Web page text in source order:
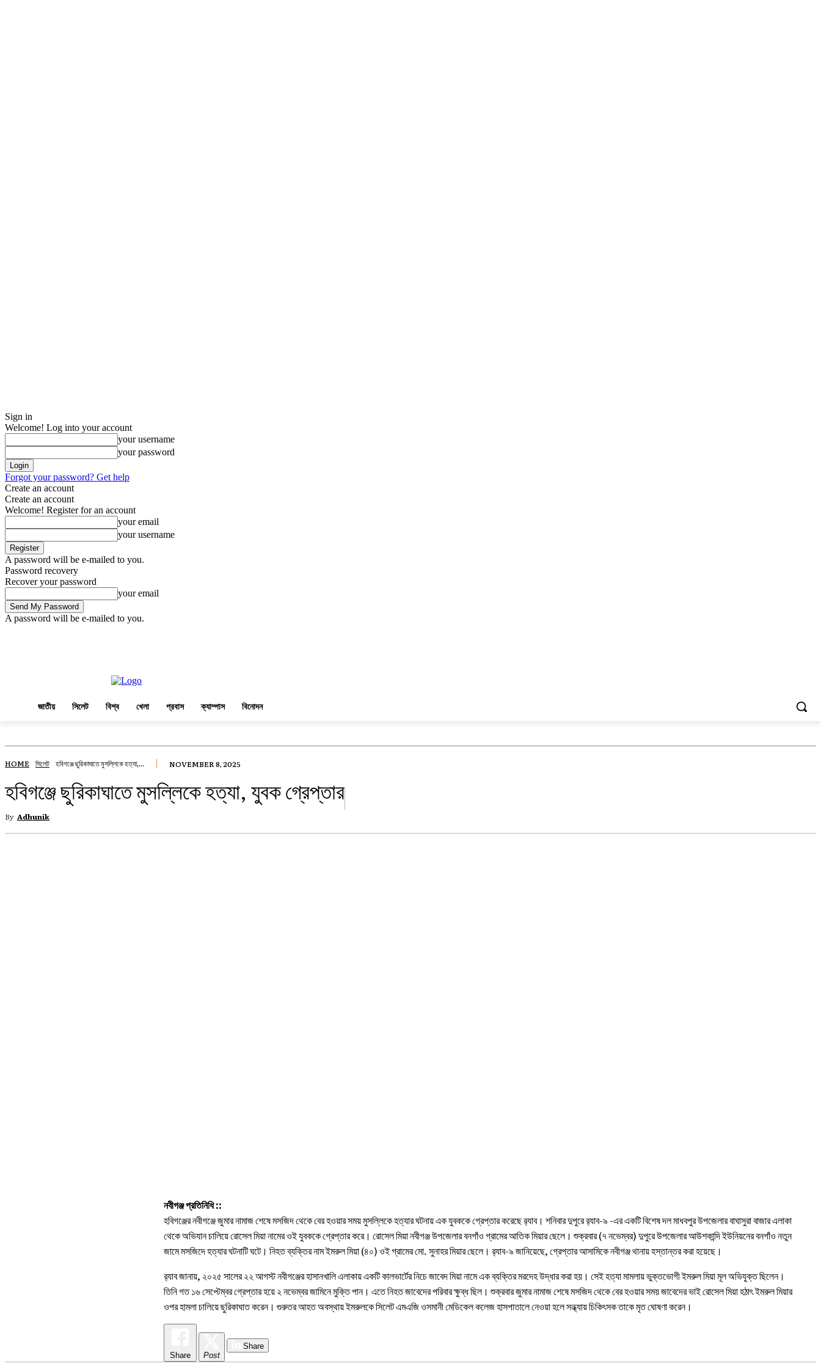
Sign in
Welcome! Log into your account
your username
your password
Forgot your password? Get help
Create an account
Create an account
Welcome! Register for an account
your email
your username
A password will be e-mailed to you.
Password recovery
Recover your password
your email
A password will be e-mailed to you.
জাতীয় সিলেট বিশ্ব খেলা প্রবাস ক্যাম্পাস বিনোদন
HOME সিলেট হবিগঞ্জে ছুরিকাঘাতে মুসল্লিকে হত্যা,... NOVEMBER 8, 2025
হবিগঞ্জে ছুরিকাঘাতে মুসল্লিকে হত্যা, যুবক গ্রেপ্তার
By Adhunik
নবীগঞ্জ প্রতিনিধি ::
হবিগঞ্জের নবীগঞ্জে জুমার নামাজ শেষে মসজিদ থেকে বের হওয়ার সময় মুসল্লিকে হত্যার ঘটনায় এক যুবককে গ্রেপ্তার করেছে র‌্যাব। শনিবার দুপুরে র‍্যাব-৯ -এর একটি বিশেষ দল মাধবপুর উপজেলার বাঘাসুরা বাজার এলাকা
থেকে অভিযান চালিয়ে রোসেল মিয়া নামের ওই যুবককে গ্রেপ্তার করে। রোসেল মিয়া নবীগঞ্জ উপজেলার বনগাঁও গ্রামের আতিক মিয়ার ছেলে। শুক্রবার (৭ নভেম্বর) দুপুরে উপজেলার আউশকান্দি ইউনিয়নের বনগাঁও নতুন
জামে মসজিদে হত্যার ঘটনাটি ঘটে। নিহত ব্যক্তির নাম ইমরুল মিয়া (৪০) ওই গ্রামের মো. সুনাহর মিয়ার ছেলে। র‍্যাব-৯ জানিয়েছে, গ্রেপ্তার আসামিকে নবীগঞ্জ থানায় হস্তান্তর করা হয়েছে।
র‍্যাব জানায়, ২০২৫ সালের ২২ আগস্ট নবীগঞ্জের হাসানখালি এলাকায় একটি কালভার্টের নিচে জাবেদ মিয়া নামে এক ব্যক্তির মরদেহ উদ্ধার করা হয়। সেই হত্যা মামলায় ভুক্তভোগী ইমরুল মিয়া মূল অভিযুক্ত ছিলেন।
তিনি গত ১৬ সেপ্টেম্বর গ্রেপ্তার হয়ে ২ নভেম্বর জামিনে মুক্তি পান। এতে নিহত জাবেদের পরিবার ক্ষুব্ধ ছিল। শুক্রবার জুমার নামাজ শেষে মসজিদ থেকে বের হওয়ার সময় জাবেদের ভাই রোসেল মিয়া হঠাৎ ইমরুল মিয়ার
ওপর হামলা চালিয়ে ছুরিকাঘাত করেন। গুরুতর আহত অবস্থায় ইমরুলকে সিলেট এমএজি ওসমানী মেডিকেল কলেজ হাসপাতালে নেওয়া হলে সন্ধ্যায় চিকিৎসক তাকে মৃত ঘোষণা করেন।
Share Post
Share